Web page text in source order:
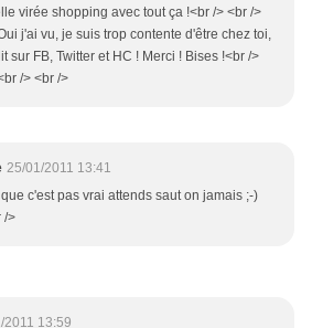
virée shopping avec tout ça !<br /> <br />
j'ai vu, je suis trop contente d'être chez toi,
sur FB, Twitter et HC ! Merci ! Bises !<br />
/> <br />
25/01/2011 13:41
c'est pas vrai attends saut on jamais ;-)
/>
2011 13:59